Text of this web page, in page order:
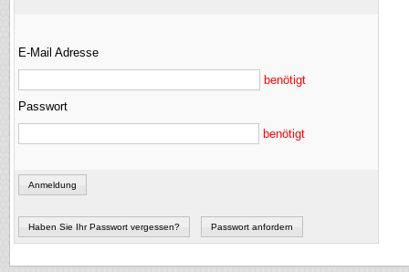
E-Mail Adresse
benötigt
Passwort
benötigt
Anmeldung
Haben Sie Ihr Passwort vergessen? Passwort anfordern